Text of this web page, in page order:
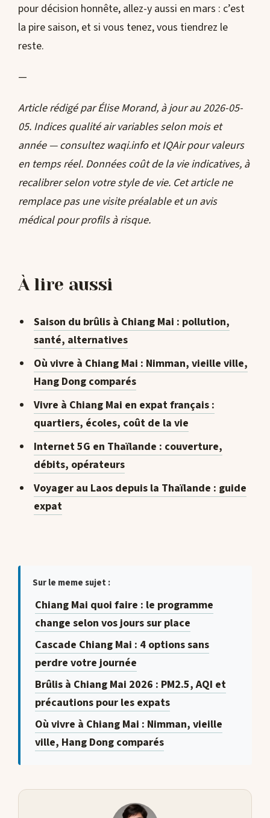
pour décision honnête, allez-y aussi en mars : c’est
la pire saison, et si vous tenez, vous tiendrez le
reste.
—
Article rédigé par Élise Morand, à jour au 2026-05-
05. Indices qualité air variables selon mois et
année — consultez waqi.info et IQAir pour valeurs
en temps réel. Données coût de la vie indicatives, à
recalibrer selon votre style de vie. Cet article ne
remplace pas une visite préalable et un avis
médical pour profils à risque.
À lire aussi
Saison du brûlis à Chiang Mai : pollution,
santé, alternatives
Où vivre à Chiang Mai : Nimman, vieille ville,
Hang Dong comparés
Vivre à Chiang Mai en expat français :
quartiers, écoles, coût de la vie
Internet 5G en Thaïlande : couverture,
débits, opérateurs
Voyager au Laos depuis la Thaïlande : guide
expat
Sur le meme sujet :
Chiang Mai quoi faire : le programme
change selon vos jours sur place
Cascade Chiang Mai : 4 options sans
perdre votre journée
Brûlis à Chiang Mai 2026 : PM2.5, AQI et
précautions pour les expats
Où vivre à Chiang Mai : Nimman, vieille
ville, Hang Dong comparés